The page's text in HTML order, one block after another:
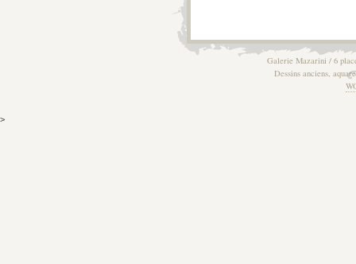
Galerie Mazarini / 6
Dessins anciens,
>